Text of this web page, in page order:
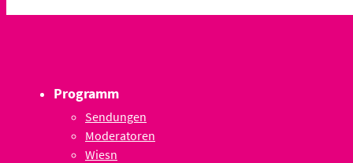
Programm
Sendungen
Moderatoren
Wiesn